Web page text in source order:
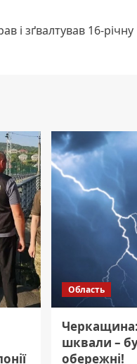
і зґвалтував 16-річну
Область
Черкащина:
шквали –
обережні!